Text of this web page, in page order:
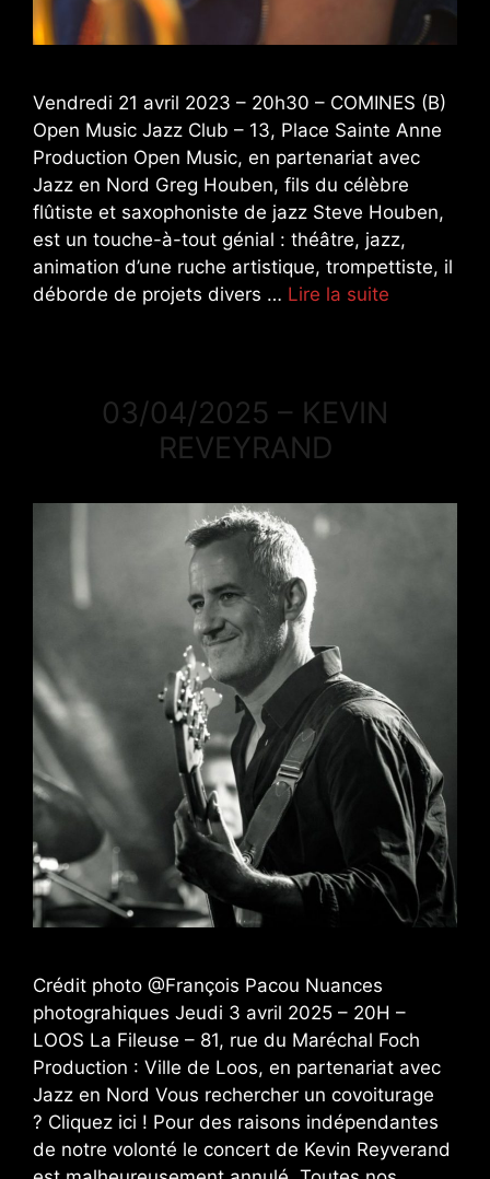
Vendredi 21 avril 2023 – 20h30 – COMINES (B)
Open Music Jazz Club – 13, Place Sainte Anne
Production Open Music, en partenariat avec
Jazz en Nord Greg Houben, fils du célèbre
flûtiste et saxophoniste de jazz Steve Houben,
est un touche-à-tout génial : théâtre, jazz,
animation d’une ruche artistique, trompettiste, il
déborde de projets divers … Lire la suite
03/04/2025 – KEVIN
REVEYRAND
Crédit photo @François Pacou Nuances
photograhiques Jeudi 3 avril 2025 – 20H –
LOOS La Fileuse – 81, rue du Maréchal Foch
Production : Ville de Loos, en partenariat avec
Jazz en Nord Vous rechercher un covoiturage
? Cliquez ici ! Pour des raisons indépendantes
de notre volonté le concert de Kevin Reyverand